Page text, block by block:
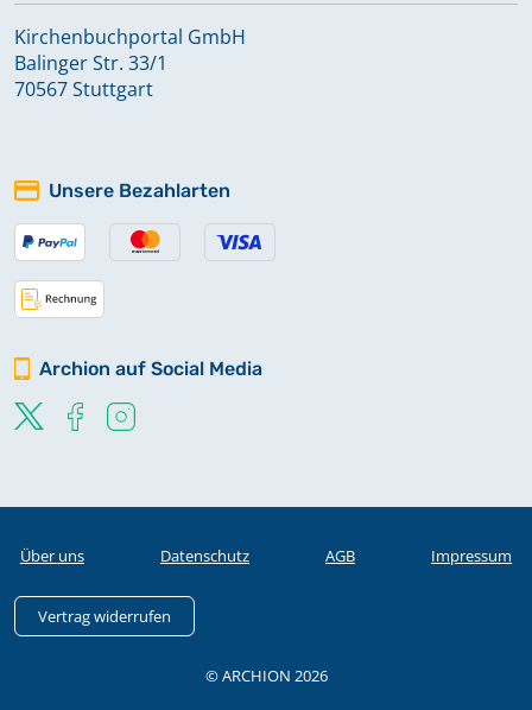
Kirchenbuchportal GmbH
Balinger Str. 33/1
70567 Stuttgart
Unsere Bezahlarten
Archion auf Social Media
Über uns Datenschutz AGB Impressum
Vertrag widerrufen
© ARCHION 2026